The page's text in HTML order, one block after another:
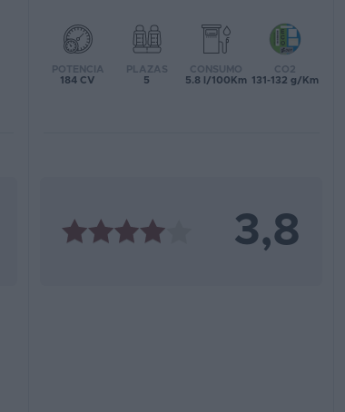
POTENCIA
184 CV
PLAZAS
5
CONSUMO
5.8 l/100Km
CO2
131-132 g/Km
3,8